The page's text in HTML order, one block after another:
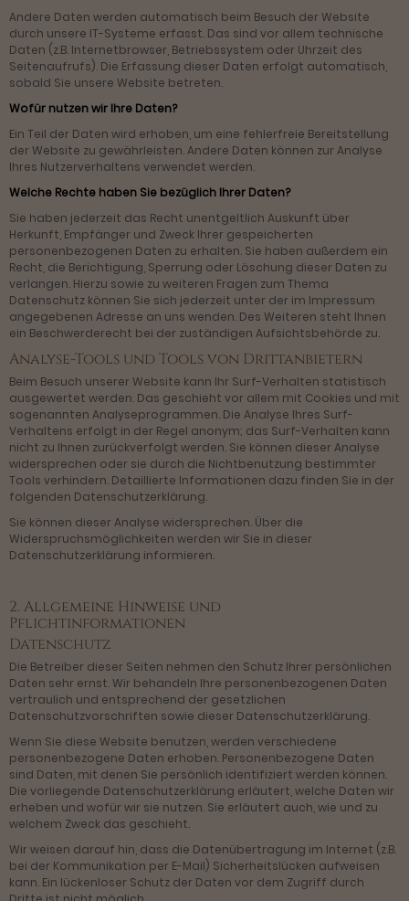
Andere Daten werden automatisch beim Besuch der Website
durch unsere IT-Systeme erfasst. Das sind vor allem technische
Daten (z.B. Internetbrowser, Betriebssystem oder Uhrzeit des
Seitenaufrufs). Die Erfassung dieser Daten erfolgt automatisch,
sobald Sie unsere Website betreten.
Wofür nutzen wir Ihre Daten?
Ein Teil der Daten wird erhoben, um eine fehlerfreie Bereitstellung
der Website zu gewährleisten. Andere Daten können zur Analyse
Ihres Nutzerverhaltens verwendet werden.
Welche Rechte haben Sie bezüglich Ihrer Daten?
Sie haben jederzeit das Recht unentgeltlich Auskunft über
Herkunft, Empfänger und Zweck Ihrer gespeicherten
personenbezogenen Daten zu erhalten. Sie haben außerdem ein
Recht, die Berichtigung, Sperrung oder Löschung dieser Daten zu
verlangen. Hierzu sowie zu weiteren Fragen zum Thema
Datenschutz können Sie sich jederzeit unter der im Impressum
angegebenen Adresse an uns wenden. Des Weiteren steht Ihnen
ein Beschwerderecht bei der zuständigen Aufsichtsbehörde zu.
Analyse-Tools und Tools von Drittanbietern
Beim Besuch unserer Website kann Ihr Surf-Verhalten statistisch
ausgewertet werden. Das geschieht vor allem mit Cookies und mit
sogenannten Analyseprogrammen. Die Analyse Ihres Surf-
Verhaltens erfolgt in der Regel anonym; das Surf-Verhalten kann
nicht zu Ihnen zurückverfolgt werden. Sie können dieser Analyse
widersprechen oder sie durch die Nichtbenutzung bestimmter
Tools verhindern. Detaillierte Informationen dazu finden Sie in der
folgenden Datenschutzerklärung.
Sie können dieser Analyse widersprechen. Über die
Widerspruchsmöglichkeiten werden wir Sie in dieser
Datenschutzerklärung informieren.
2. Allgemeine Hinweise und
Pflichtinformationen
Datenschutz
Die Betreiber dieser Seiten nehmen den Schutz Ihrer persönlichen
Daten sehr ernst. Wir behandeln Ihre personenbezogenen Daten
vertraulich und entsprechend der gesetzlichen
Datenschutzvorschriften sowie dieser Datenschutzerklärung.
Wenn Sie diese Website benutzen, werden verschiedene
personenbezogene Daten erhoben. Personenbezogene Daten
sind Daten, mit denen Sie persönlich identifiziert werden können.
Die vorliegende Datenschutzerklärung erläutert, welche Daten wir
erheben und wofür wir sie nutzen. Sie erläutert auch, wie und zu
welchem Zweck das geschieht.
Wir weisen darauf hin, dass die Datenübertragung im Internet (z.B.
bei der Kommunikation per E-Mail) Sicherheitslücken aufweisen
kann. Ein lückenloser Schutz der Daten vor dem Zugriff durch